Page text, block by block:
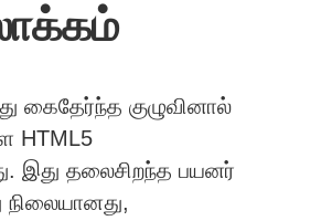
கைதேர்ந்த குழுவினால்
HTML5
இது தலைசிறந்த பயனர்